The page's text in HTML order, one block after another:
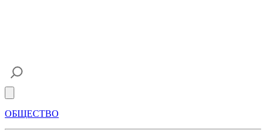
ОБЩЕСТВО